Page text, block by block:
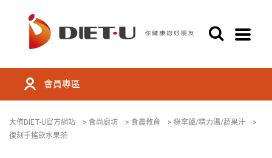
會員專區
大侑DIET-U官方網站 > 食尚廚坊 > 食農教育 > 綠拿鐵/精力湯/蔬果汁
>
復刻手搖飲水果茶